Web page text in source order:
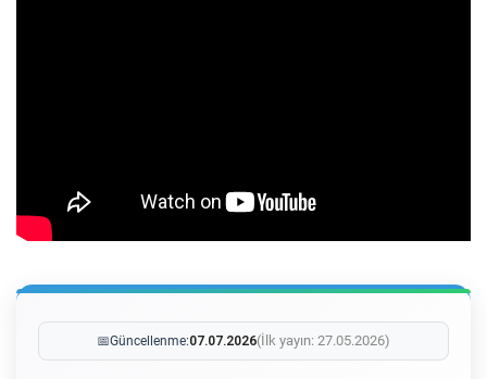
📅Güncellenme:07.07.2026(İlk yayın: 27.05.2026)